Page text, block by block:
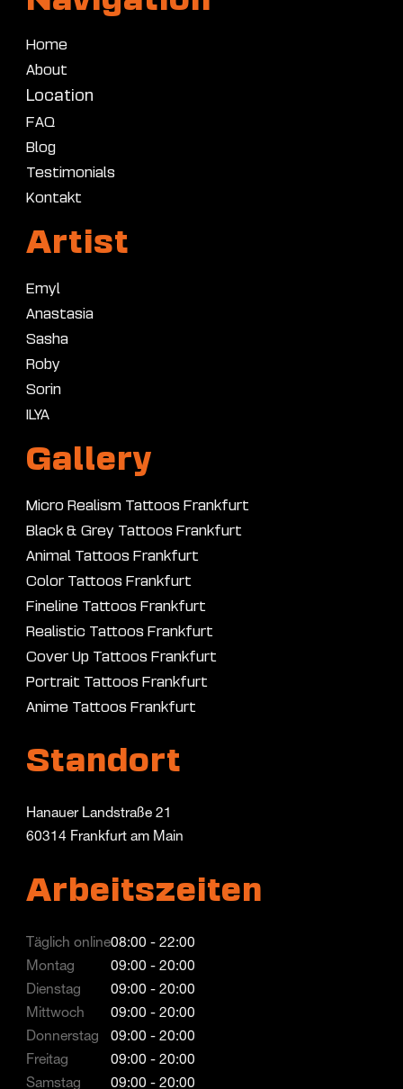
Home
About
Location
FAQ
Blog
Testimonials
Kontakt
Artist
Emyl
Anastasia
Sasha
Roby
Sorin
ILYA
Gallery
Micro Realism Tattoos Frankfurt
Black & Grey Tattoos Frankfurt
Animal Tattoos Frankfurt
Color Tattoos Frankfurt
Fineline Tattoos Frankfurt
Realistic Tattoos Frankfurt
Cover Up Tattoos Frankfurt
Portrait Tattoos Frankfurt
Anime Tattoos Frankfurt
Standort
Hanauer Landstraße 21
60314 Frankfurt am Main
Arbeitszeiten
Täglich online
Montag
Dienstag
Mittwoch
Donnerstag
Freitag
Samstag
08:00 - 22:00
09:00 - 20:00
09:00 - 20:00
09:00 - 20:00
09:00 - 20:00
09:00 - 20:00
09:00 - 20:00